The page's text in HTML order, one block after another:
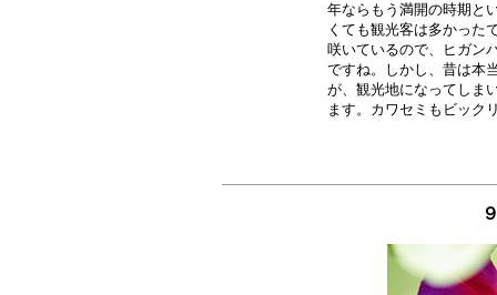
年ならもう満開の時期と
くても観光客は多かった
咲いているので、ヒガン
ですね。しかし、昔は本
が、観光地になってしま